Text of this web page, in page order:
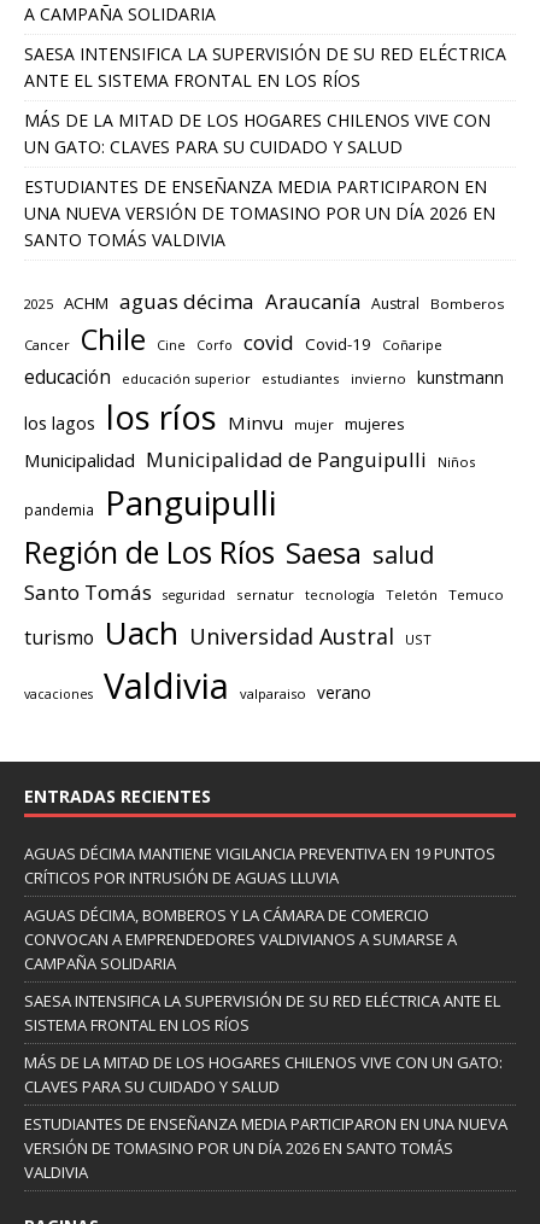
A CAMPAÑA SOLIDARIA
SAESA INTENSIFICA LA SUPERVISIÓN DE SU RED ELÉCTRICA
ANTE EL SISTEMA FRONTAL EN LOS RÍOS
MÁS DE LA MITAD DE LOS HOGARES CHILENOS VIVE CON
UN GATO: CLAVES PARA SU CUIDADO Y SALUD
ESTUDIANTES DE ENSEÑANZA MEDIA PARTICIPARON EN
UNA NUEVA VERSIÓN DE TOMASINO POR UN DÍA 2026 EN
SANTO TOMÁS VALDIVIA
2025 ACHM aguas décima Araucanía Austral Bomberos
Cancer Chile Cine Corfo covid Covid-19 Coñaripe
educación educación superior estudiantes invierno kunstmann
los lagos los ríos Minvu mujer mujeres
Municipalidad Municipalidad de Panguipulli Niños
pandemia Panguipulli
Región de Los Ríos Saesa salud
Santo Tomás seguridad sernatur tecnología Teletón Temuco
turismo Uach Universidad Austral UST
vacaciones Valdivia valparaiso verano
ENTRADAS RECIENTES
AGUAS DÉCIMA MANTIENE VIGILANCIA PREVENTIVA EN 19 PUNTOS
CRÍTICOS POR INTRUSIÓN DE AGUAS LLUVIA
AGUAS DÉCIMA, BOMBEROS Y LA CÁMARA DE COMERCIO
CONVOCAN A EMPRENDEDORES VALDIVIANOS A SUMARSE A
CAMPAÑA SOLIDARIA
SAESA INTENSIFICA LA SUPERVISIÓN DE SU RED ELÉCTRICA ANTE EL
SISTEMA FRONTAL EN LOS RÍOS
MÁS DE LA MITAD DE LOS HOGARES CHILENOS VIVE CON UN GATO:
CLAVES PARA SU CUIDADO Y SALUD
ESTUDIANTES DE ENSEÑANZA MEDIA PARTICIPARON EN UNA NUEVA
VERSIÓN DE TOMASINO POR UN DÍA 2026 EN SANTO TOMÁS
VALDIVIA